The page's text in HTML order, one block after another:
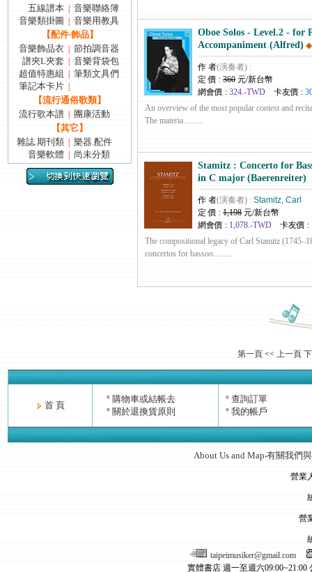
五線譜本
音樂聯絡簿
音樂類掛圖
音樂用教具
【配件‧飾品】
音樂飾品衣
節拍調音器
譜夾L夾套
音樂背袋包
超值特惠組
筆類文具們
筆記本卡片
【流行通俗歌類】
流行歌本譜
團康活動
【其它】
雜誌.期刊類
樂器.配件
音樂軟體
尚未分類
Oboe Solos - Level.2 - for
Accompaniment (Alfred)
作 者(演奏者) :
定 價 : 360 元/新台幣
網會價 : 324.-TWD 卡友價 :
An overview of the most popular contest and
The materia.........
Stamitz : Concerto for
in C major (Baerenreiter)
作 者(演奏者) : Stamitz, Carl
定 價 : 1,198 元/新台幣
網會價 : 1,078.-TWD 卡友價 :
The compositional legacy of Carl Stamitz
concertos for bassoo.........
第一頁<< 上一頁
首 頁
° 購物車或結帳去
° 關於退換貨原則
° 查詢訂單
° 我的帳戶
About Us and Map‧有關我們
營業
營
taipeimusiker@gmail.com
實體書店 週一至週六09:00~21:00